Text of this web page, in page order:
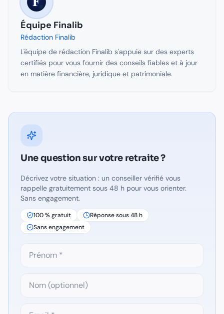
Équipe Finalib
Rédaction Finalib
L'équipe de rédaction Finalib s'appuie sur des experts
certifiés pour vous fournir des conseils fiables et à jour
en matière financière, juridique et patrimoniale.
Une question survotre retraite?
Décrivez votre situation : un conseiller vérifié vous
rappelle gratuitement sous 48 h pour vous orienter.
Sans engagement.
100 % gratuit
Réponse sous 48 h
Sans engagement